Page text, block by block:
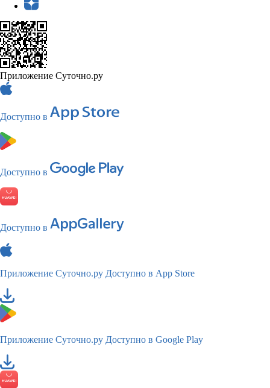
Приложение Суточно.ру
Доступно в
Доступно в
Доступно в
Приложение Суточно.ру Доступно в App Store
Приложение Суточно.ру Доступно в Google Play